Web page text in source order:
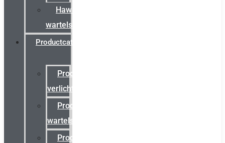
Hawke
wartels
Productcatalogus
Productcatalogus
verlichting
Productcatalogus
wartels
Productcatalogus